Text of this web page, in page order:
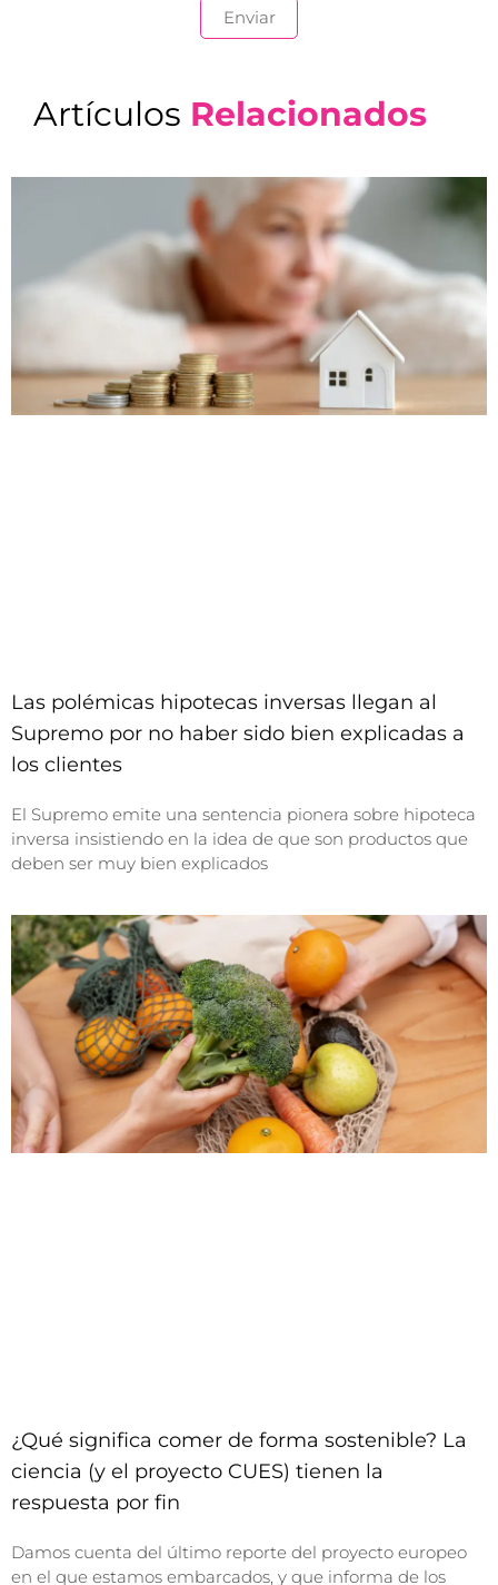
Artículos Relacionados
Las polémicas hipotecas inversas llegan al
Supremo por no haber sido bien explicadas a
los clientes
El Supremo emite una sentencia pionera sobre hipoteca
inversa insistiendo en la idea de que son productos que
deben ser muy bien explicados
¿Qué significa comer de forma sostenible? La
ciencia (y el proyecto CUES) tienen la
respuesta por fin
Damos cuenta del último reporte del proyecto europeo
en el que estamos embarcados, y que informa de los